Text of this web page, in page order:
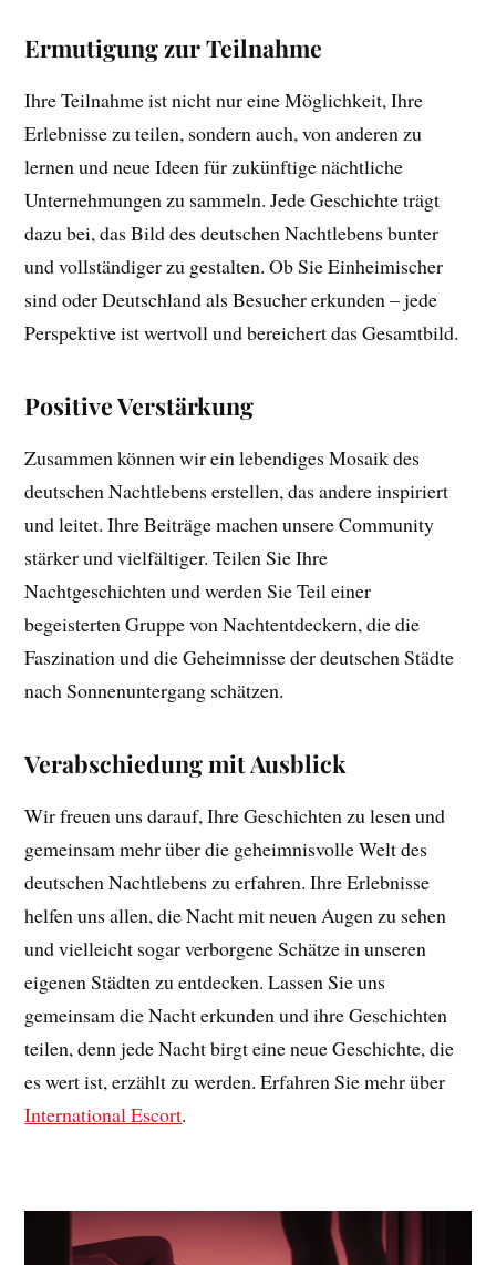
Ermutigung zur Teilnahme
Ihre Teilnahme ist nicht nur eine Möglichkeit, Ihre
Erlebnisse zu teilen, sondern auch, von anderen zu
lernen und neue Ideen für zukünftige nächtliche
Unternehmungen zu sammeln. Jede Geschichte trägt
dazu bei, das Bild des deutschen Nachtlebens bunter
und vollständiger zu gestalten. Ob Sie Einheimischer
sind oder Deutschland als Besucher erkunden – jede
Perspektive ist wertvoll und bereichert das Gesamtbild.
Positive Verstärkung
Zusammen können wir ein lebendiges Mosaik des
deutschen Nachtlebens erstellen, das andere inspiriert
und leitet. Ihre Beiträge machen unsere Community
stärker und vielfältiger. Teilen Sie Ihre
Nachtgeschichten und werden Sie Teil einer
begeisterten Gruppe von Nachtentdeckern, die die
Faszination und die Geheimnisse der deutschen Städte
nach Sonnenuntergang schätzen.
Verabschiedung mit Ausblick
Wir freuen uns darauf, Ihre Geschichten zu lesen und
gemeinsam mehr über die geheimnisvolle Welt des
deutschen Nachtlebens zu erfahren. Ihre Erlebnisse
helfen uns allen, die Nacht mit neuen Augen zu sehen
und vielleicht sogar verborgene Schätze in unseren
eigenen Städten zu entdecken. Lassen Sie uns
gemeinsam die Nacht erkunden und ihre Geschichten
teilen, denn jede Nacht birgt eine neue Geschichte, die
es wert ist, erzählt zu werden. Erfahren Sie mehr über
International Escort.